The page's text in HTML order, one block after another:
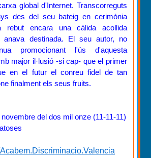
global d'Internet. Transcorreguts
des del seu bateig en cerimònia
rebut encara una càlida acollida
anava destinada. El seu autor, no
promocionant l'ús d'aquesta
major il·lusió -si cap- que el primer
en el futur el conreu fidel de tan
finalment els seus fruits.
del dos mil onze (11-11-11)